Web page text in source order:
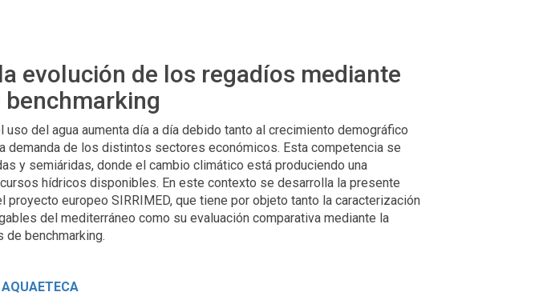
evolución de los regadíos mediante
uso del agua aumenta día a día debido tanto al crecimiento demográfico
demanda de los distintos sectores económicos. Esta competencia se
y semiáridas, donde el cambio climático está produciendo una
hídricos disponibles. En este contexto se desarrolla la presente
proyecto europeo SIRRIMED, que tiene por objeto tanto la caracterización
del mediterráneo como su evaluación comparativa mediante la
de benchmarking.